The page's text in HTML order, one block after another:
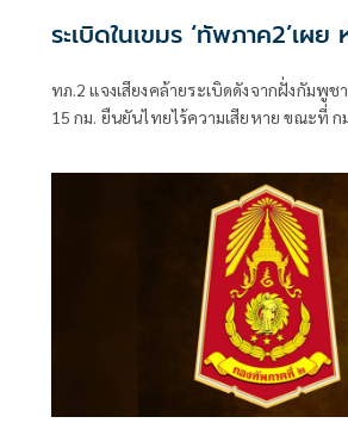
ระเบิดในเขมร ‘ทัพภาค2’เผย
ทภ.2 แจงเสียงคล้ายระเบิดดังจากฝั่งกัมพู
15 กม. ยืนยันไทยไร้ความเสียหาย ขณะที่ ก
รบ สแตนด์บายโรงพยาบาลรับคนเจ็บ ย้
หลัง เซฟชีวิตชาวบ้าน-หนุนกำลังส่วนหน้า